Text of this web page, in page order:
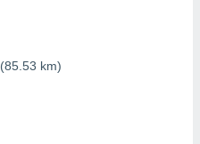
(85.53 km)